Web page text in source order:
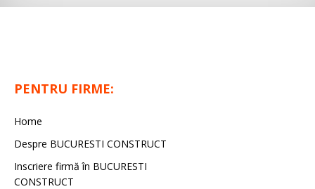
PENTRU FIRME:
Home
Despre BUCURESTI CONSTRUCT
Inscriere firmă în BUCURESTI
CONSTRUCT